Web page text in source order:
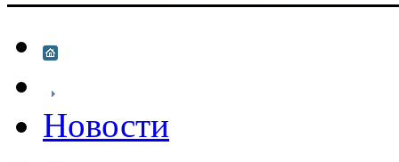
Новости